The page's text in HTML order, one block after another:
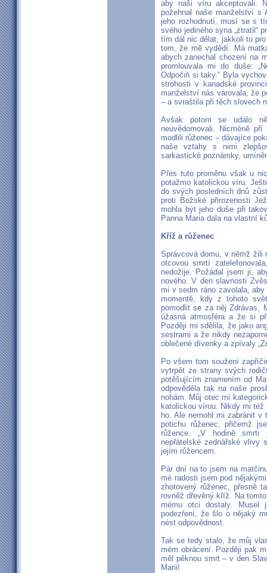
aby naši víru akceptovali.
požehnal naše manželství s
jeho rozhodnutí, musí se s
svého jediného syna „ztratil“
tím dál nic dělat, jakkoli to
tom, že mě vydědí. Má
abych zanechal chození na
promlouvala mi do duše:
Odpočiň si taky.“ Byla
strohosti v kanadské
manželství nás varovala, že
– a svraštila při těch slovech
Avšak potom se událo
neuvědomovali. Nicméně
modlili růženec – dávajíce
naše vztahy s nimi
sarkastické poznámky,
Přes tuto proměnu však u
potažmo katolickou víru.
do svých posledních dnů
proti Božské přirozenosti
mohla být jeho duše při
Panna Maria dala na vlastní
Kříž a růženec
Správcová domu, v němž žili
otcovou smrtí
nedožije. Požádal jsem ji,
nového. V den slavnosti
mi v sedm ráno zavolala,
momentě, kdy z tohoto
pomodlit se za něj Zdrávas,
úžasná atmosféra a že si
Později mi sdělila, že jako
sestrami a že nikdy
oblečené dívenky a zpívaly
Po všem tom soužení
vytrpět ze strany svých
potěšujícím znamením od
odpověděla tak na naše
nohám. Můj otec mi
katolickou vírou. Nikdy mi
ho. Ale nemohl mi zabránit
potichu růženec, přičemž
růžence. „V hodině smrti
nepřátelské zednářské vlivy
jejím růžencem.
Pár dní na to jsem na
mé radosti jsem pod
zhotovený růženec, přesně
rovněž dřevěný kříž. Na
mému otci dostaly. Musel
podezření, že šlo o nějaký
nést odpovědnost.
Tak se tedy stalo, že můj
mém obrácení. Později pak
měl pěknou smrt – v den
Marii!